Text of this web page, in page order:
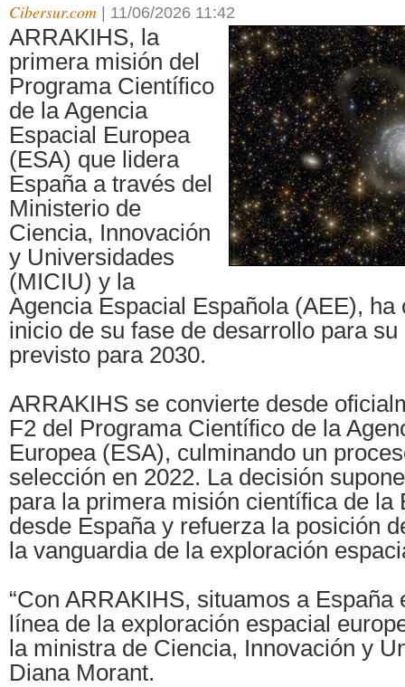
Cibersur.com 11/06/2026 11:42
ARRAKIHS, la
primera misión del
Programa Científico
de la Agencia
Espacial Europea
(ESA) que lidera
España a través del
Ministerio de
Ciencia, Innovación
y Universidades
(MICIU) y la
Agencia Espacial Española (AEE), ha
inicio de su fase de desarrollo para
previsto para 2030.
ARRAKIHS se convierte desde
F2 del Programa Científico de la
Europea (ESA), culminando un
selección en 2022. La decisión
para la primera misión científica de la
desde España y refuerza la posición
la vanguardia de la exploración
“Con ARRAKIHS, situamos a España
línea de la exploración espacial
la ministra de Ciencia, Innovación y
Diana Morant.